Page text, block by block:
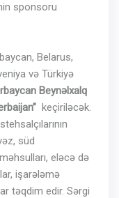
sponsoru
Belarus,
və Türkiyə
Beynəlxalq
keçiriləcək.
süd
eləcə də
işarələmə
təqdim edir. Sərgi